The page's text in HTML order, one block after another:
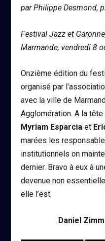
par Philippe Desmond,
Festival Jazz et
Marmande, vendredi 8
Onzième édition du
organisé par
avec la ville de
Agglomération. A la
Myriam Esparcia et
marées les
institutionnels on
dernier. Bravo à eux à
devenue non
elle l’est.
Daniel